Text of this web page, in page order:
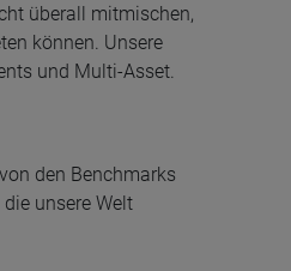
überall mitmischen,
können. Unsere
und Multi-Asset.
den Benchmarks
unsere Welt